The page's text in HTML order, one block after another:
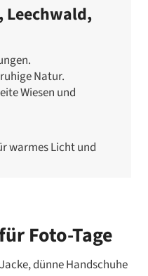
Leechwald,
Natur.
Wiesen und
warmes Licht und
Foto-Tage
dünne Handschuhe